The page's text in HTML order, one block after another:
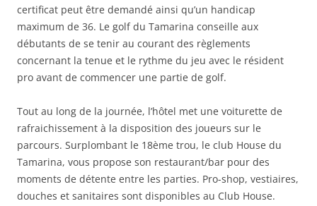
certificat peut être demandé ainsi qu’un handicap
maximum de 36. Le golf du Tamarina conseille aux
débutants de se tenir au courant des règlements
concernant la tenue et le rythme du jeu avec le résident
pro avant de commencer une partie de golf.
Tout au long de la journée, l’hôtel met une voiturette de
rafraichissement à la disposition des joueurs sur le
parcours. Surplombant le 18ème trou, le club House du
Tamarina, vous propose son restaurant/bar pour des
moments de détente entre les parties. Pro-shop, vestiaires,
douches et sanitaires sont disponibles au Club House.